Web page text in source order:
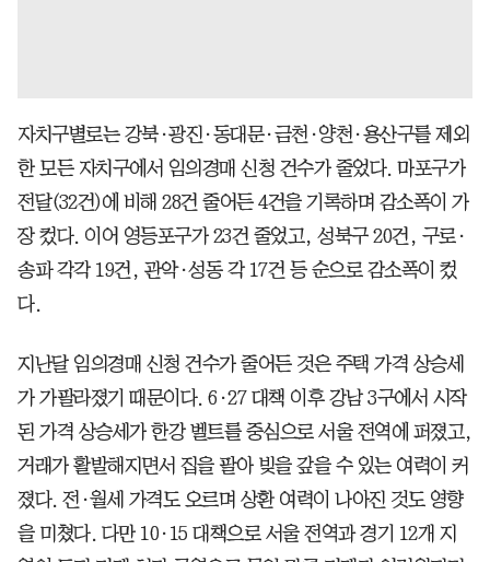
자치구별로는 강북·광진·동대문·금천·양천·용산구를 제외
한 모든 자치구에서 임의경매 신청 건수가 줄었다. 마포구가
전달(32건)에 비해 28건 줄어든 4건을 기록하며 감소폭이 가
장 컸다. 이어 영등포구가 23건 줄었고, 성북구 20건, 구로·
송파 각각 19건, 관악·성동 각 17건 등 순으로 감소폭이 컸
다.
지난달 임의경매 신청 건수가 줄어든 것은 주택 가격 상승세
가 가팔라졌기 때문이다. 6·27 대책 이후 강남 3구에서 시작
된 가격 상승세가 한강 벨트를 중심으로 서울 전역에 퍼졌고,
거래가 활발해지면서 집을 팔아 빚을 갚을 수 있는 여력이 커
졌다. 전·월세 가격도 오르며 상환 여력이 나아진 것도 영향
을 미쳤다. 다만 10·15 대책으로 서울 전역과 경기 12개 지